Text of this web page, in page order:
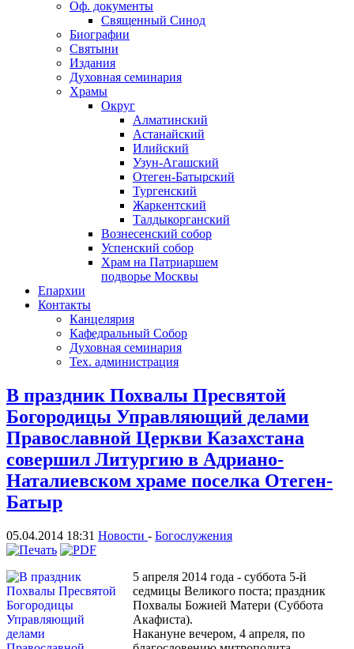
Оф. документы
Священный Синод
Биографии
Святыни
Издания
Духовная семинария
Храмы
Округ
Алматинский
Астанайский
Илийский
Узун-Агашский
Отеген-Батырский
Тургенский
Жаркентский
Талдыкорганский
Вознесенский собор
Успенский собор
Храм на Патриаршем
подворье Москвы
Епархии
Контакты
Канцелярия
Кафедральный Собор
Духовная семинария
Тех. администрация
В праздник Похвалы Пресвятой
Богородицы Управляющий делами
Православной Церкви Казахстана
совершил Литургию в Адриано-
Наталиевском храме поселка Отеген-
Батыр
05.04.2014 18:31 Новости - Богослужения
5 апреля 2014 года - суббота 5-й
седмицы Великого поста; праздник
Похвалы Божией Матери (Суббота
Акафиста).
Накануне вечером, 4 апреля, по